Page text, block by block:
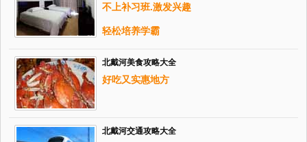
不上补习班.激发兴趣
轻松培养学霸
北戴河美食攻略大全
好吃又实惠地方
北戴河交通攻略大全